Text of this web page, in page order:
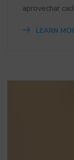
aprovechar
LEARN